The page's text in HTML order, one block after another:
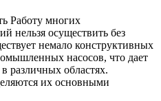
Работу многих
нельзя осуществить без
немало конструктивных
насосов, что дает
различных областях.
их основными